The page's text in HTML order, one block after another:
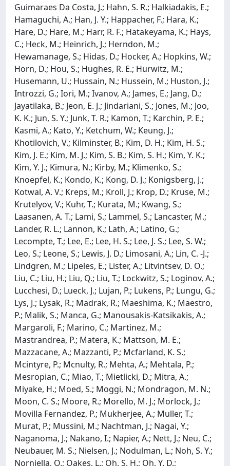
Guimaraes Da Costa, J.; Hahn, S. R.; Halkiadakis, E.;
Hamaguchi, A.; Han, J. Y.; Happacher, F.; Hara, K.;
Hare, D.; Hare, M.; Harr, R. F.; Hatakeyama, K.; Hays,
C.; Heck, M.; Heinrich, J.; Herndon, M.;
Hewamanage, S.; Hidas, D.; Hocker, A.; Hopkins, W.;
Horn, D.; Hou, S.; Hughes, R. E.; Hurwitz, M.;
Husemann, U.; Hussain, N.; Hussein, M.; Huston, J.;
Introzzi, G.; Iori, M.; Ivanov, A.; James, E.; Jang, D.;
Jayatilaka, B.; Jeon, E. J.; Jindariani, S.; Jones, M.; Joo,
K. K.; Jun, S. Y.; Junk, T. R.; Kamon, T.; Karchin, P. E.;
Kasmi, A.; Kato, Y.; Ketchum, W.; Keung, J.;
Khotilovich, V.; Kilminster, B.; Kim, D. H.; Kim, H. S.;
Kim, J. E.; Kim, M. J.; Kim, S. B.; Kim, S. H.; Kim, Y. K.;
Kim, Y. J.; Kimura, N.; Kirby, M.; Klimenko, S.;
Knoepfel, K.; Kondo, K.; Kong, D. J.; Konigsberg, J.;
Kotwal, A. V.; Kreps, M.; Kroll, J.; Krop, D.; Kruse, M.;
Krutelyov, V.; Kuhr, T.; Kurata, M.; Kwang, S.;
Laasanen, A. T.; Lami, S.; Lammel, S.; Lancaster, M.;
Lander, R. L.; Lannon, K.; Lath, A.; Latino, G.;
Lecompte, T.; Lee, E.; Lee, H. S.; Lee, J. S.; Lee, S. W.;
Leo, S.; Leone, S.; Lewis, J. D.; Limosani, A.; Lin, C. -J.;
Lindgren, M.; Lipeles, E.; Lister, A.; Litvintsev, D. O.;
Liu, C.; Liu, H.; Liu, Q.; Liu, T.; Lockwitz, S.; Loginov, A.;
Lucchesi, D.; Lueck, J.; Lujan, P.; Lukens, P.; Lungu, G.;
Lys, J.; Lysak, R.; Madrak, R.; Maeshima, K.; Maestro,
P.; Malik, S.; Manca, G.; Manousakis-Katsikakis, A.;
Margaroli, F.; Marino, C.; Martinez, M.;
Mastrandrea, P.; Matera, K.; Mattson, M. E.;
Mazzacane, A.; Mazzanti, P.; Mcfarland, K. S.;
Mcintyre, P.; Mcnulty, R.; Mehta, A.; Mehtala, P.;
Mesropian, C.; Miao, T.; Mietlicki, D.; Mitra, A.;
Miyake, H.; Moed, S.; Moggi, N.; Mondragon, M. N.;
Moon, C. S.; Moore, R.; Morello, M. J.; Morlock, J.;
Movilla Fernandez, P.; Mukherjee, A.; Muller, T.;
Murat, P.; Mussini, M.; Nachtman, J.; Nagai, Y.;
Naganoma, J.; Nakano, I.; Napier, A.; Nett, J.; Neu, C.;
Neubauer, M. S.; Nielsen, J.; Nodulman, L.; Noh, S. Y.;
Norniella, O.; Oakes, L.; Oh, S. H.; Oh, Y. D.;